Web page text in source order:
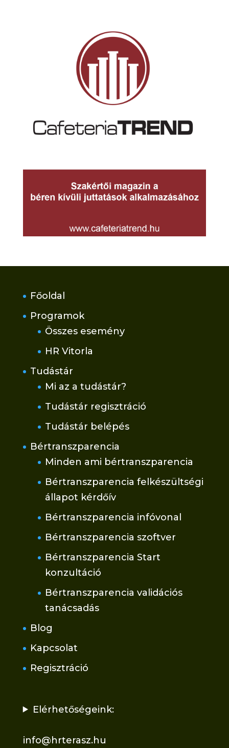
Főoldal
Programok
Összes esemény
HR Vitorla
Tudástár
Mi az a tudástár?
Tudástár regisztráció
Tudástár belépés
Bértranszparencia
Minden ami bértranszparencia
Bértranszparencia felkészültségi
állapot kérdőív
Bértranszparencia infóvonal
Bértranszparencia szoftver
Bértranszparencia Start
konzultáció
Bértranszparencia validációs
tanácsadás
Blog
Kapcsolat
Regisztráció
Elérhetőségeink:
info@hrterasz.hu